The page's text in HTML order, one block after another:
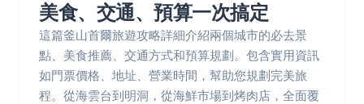
美食、交通、預算一次搞定
這篇釜山首爾旅遊攻略詳細介紹兩個城市的必去景
點、美食推薦、交通方式和預算規劃。包含實用資訊
如門票價格、地址、營業時間，幫助您規劃完美旅
程。從海雲台到明洞，從海鮮市場到烤肉店，全面覆